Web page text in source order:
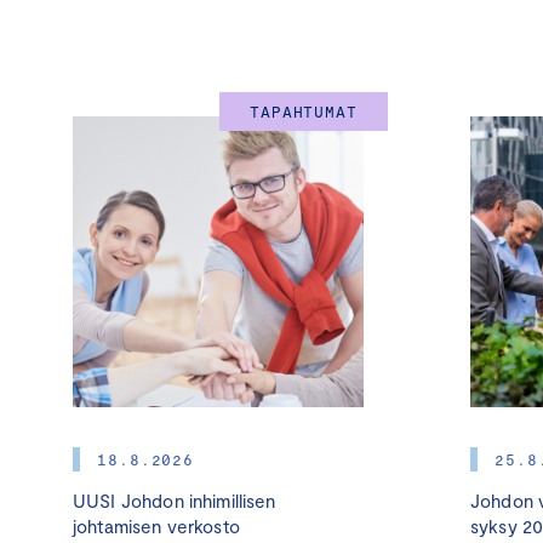
TAPAHTUMAT
18.8.2026
UUSI Johdon inhimillisen
johtamisen verkosto
Johdon
syksy